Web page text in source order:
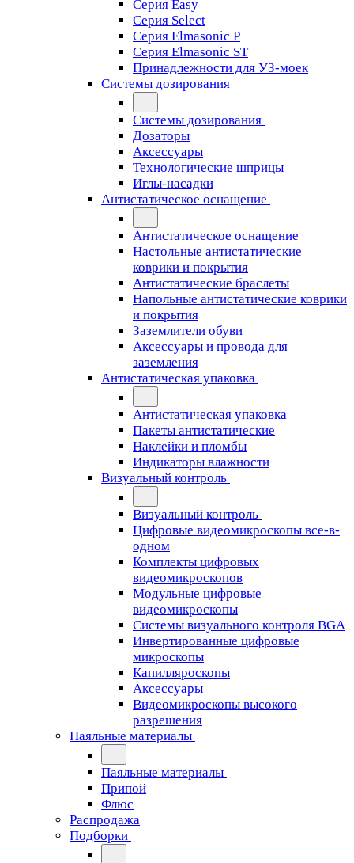
Серия Easy
Серия Select
Серия Elmasonic P
Серия Elmasonic ST
Принадлежности для УЗ-моек
Системы дозирования
Системы дозирования
Дозаторы
Аксессуары
Технологические шприцы
Иглы-насадки
Антистатическое оснащение
Антистатическое оснащение
Настольные антистатические
коврики и покрытия
Антистатические браслеты
Напольные антистатические коврики
и покрытия
Заземлители обуви
Аксессуары и провода для
заземления
Антистатическая упаковка
Антистатическая упаковка
Пакеты антистатические
Наклейки и пломбы
Индикаторы влажности
Визуальный контроль
Визуальный контроль
Цифровые видеомикроскопы все-в-
одном
Комплекты цифровых
видеомикроскопов
Модульные цифровые
видеомикроскопы
Cистемы визуального контроля BGA
Инвертированные цифровые
микроскопы
Капилляроскопы
Аксессуары
Видеомикроскопы высокого
разрешения
Паяльные материалы
Паяльные материалы
Припой
Флюс
Распродажа
Подборки